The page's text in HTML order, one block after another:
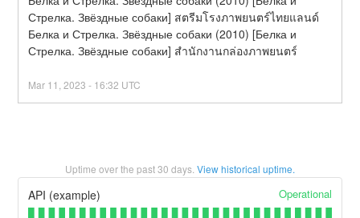
Стрелка. Звёздные собаки] สตรีมโรงภาพยนตร์ไทยแลนด์
Белка и Стрелка. Звёздные собаки (2010) [Белка и
Стрелка. Звёздные собаки] สํานักงานกล่องภาพยนตร์
Mar 11 ,2023 - 16:32 UTC
Uptime over the past30 days. View historical uptime.
API (example) Operational